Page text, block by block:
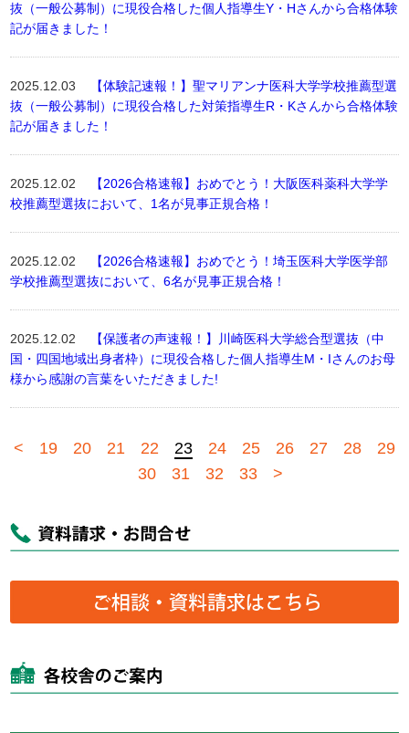
抜（一般公募制）に現役合格した個人指導生Y・Hさんから合格体験
記が届きました！
2025.12.03
【体験記速報！】聖マリアンナ医科大学学校推薦型選
抜（一般公募制）に現役合格した対策指導生R・Kさんから合格体験
記が届きました！
2025.12.02
【2026合格速報】おめでとう！大阪医科薬科大学学
校推薦型選抜において、1名が見事正規合格！
2025.12.02
【2026合格速報】おめでとう！埼玉医科大学医学部
学校推薦型選抜において、6名が見事正規合格！
2025.12.02
【保護者の声速報！】川崎医科大学総合型選抜（中
国・四国地域出身者枠）に現役合格した個人指導生M・Iさんのお母
様から感謝の言葉をいただきました!
< 19 20 21 22 23 24 25 26 27 28
29
30
31 32 33 >